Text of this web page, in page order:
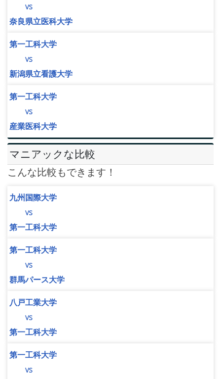
vs
奈良県立医科大学
第一工科大学
vs
新潟県立看護大学
第一工科大学
vs
産業医科大学
マニアックな比較
こんな比較もできます！
九州国際大学
vs
第一工科大学
第一工科大学
vs
群馬パース大学
八戸工業大学
vs
第一工科大学
第一工科大学
vs